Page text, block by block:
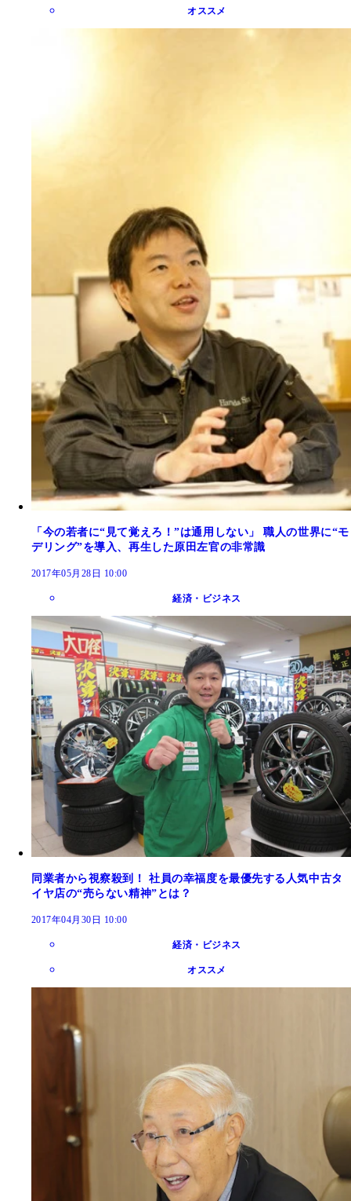
オススメ
「今の若者に“見て覚えろ！”は通用しない」 職人の世界に“モ
デリング”を導入、再生した原田左官の非常識
2017年05月28日 10:00
経済・ビジネス
同業者から視察殺到！ 社員の幸福度を最優先する人気中古タ
イヤ店の“売らない精神”とは？
2017年04月30日 10:00
経済・ビジネス
オススメ